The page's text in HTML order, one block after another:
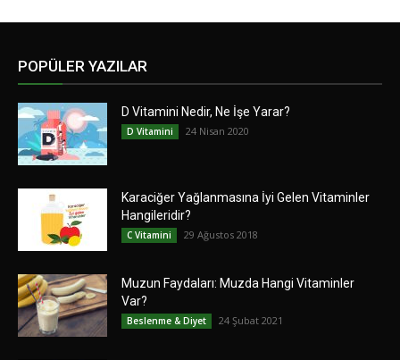
POPÜLER YAZILAR
D Vitamini Nedir, Ne İşe Yarar?
D Vitamini 24 Nisan 2020
Karaciğer Yağlanmasına İyi Gelen Vitaminler
Hangileridir?
C Vitamini 29 Ağustos 2018
Muzun Faydaları: Muzda Hangi Vitaminler
Var?
Beslenme & Diyet 24 Şubat 2021